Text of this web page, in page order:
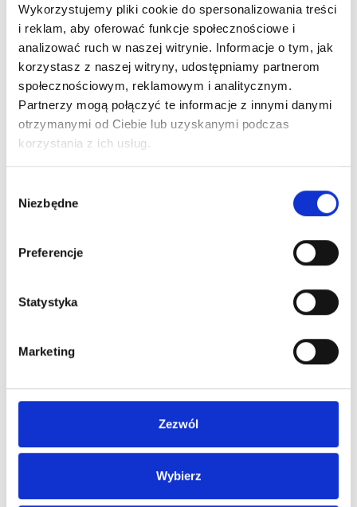
Wykorzystujemy pliki cookie do spersonalizowania treści
i reklam, aby oferować funkcje społecznościowe i
analizować ruch w naszej witrynie. Informacje o tym, jak
korzystasz z naszej witryny, udostępniamy partnerom
społecznościowym, reklamowym i analitycznym.
Partnerzy mogą połączyć te informacje z innymi danymi
otrzymanymi od Ciebie lub uzyskanymi podczas
korzystania z ich usług.
zgody
Niezbędne
Preferencje
Statystyka
Marketing
Zezwól
Wybierz
NaKarcie oferty, na każdej jej zakładce, możesz:
dodaćdaną ofertę do ulubionych klikając wgwiazdkę
(ulubione oferty będą zawsze u góry listy naMonitorze
ofert, jeśli nie zotaną wykluczone przez filtrowanie)
edytować dane oferty, jeśli jest to integracja “pobierz
dane z www” (po kliknięciu w ikonę ołówka otworzy się
nowy modal, w którym można zmienić lub dodać
usunąćdaną ofertę (ikona kosza na śmieci)
wybrany tag (więcej o tagowaniu dowiesz się
ztego artykułu
Między ofertami możesz łatwo poruszać się za pomocą
znajdujących się po bokach
zarówno w widoku wszystkich ofert, jak i po zastosowaniu